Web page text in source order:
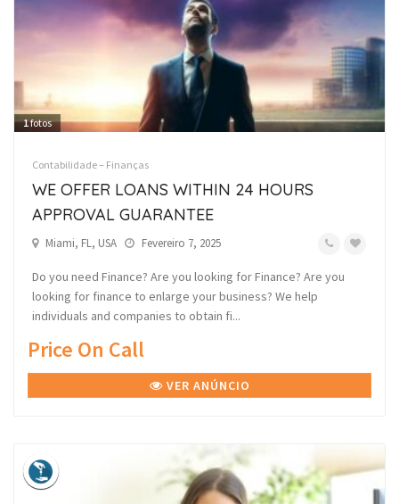
1fotos
Contabilidade – Finanças
WE OFFER LOANS WITHIN 24 HOURS
APPROVAL GUARANTEE
Miami, FL, USA Fevereiro 7, 2025
Do you need Finance? Are you looking for Finance? Are you
looking for finance to enlarge your business? We help
individuals and companies to obtain fi...
Price On Call
VER ANÚNCIO